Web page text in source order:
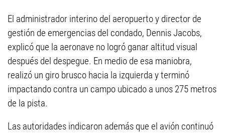
El administrador interino del aeropuerto y director de
gestión de emergencias del condado, Dennis Jacobs,
explicó que la aeronave no logró ganar altitud visual
después del despegue. En medio de esa maniobra,
realizó un giro brusco hacia la izquierda y terminó
impactando contra un campo ubicado a unos 275 metros
de la pista.
Las autoridades indicaron además que el avión continuó